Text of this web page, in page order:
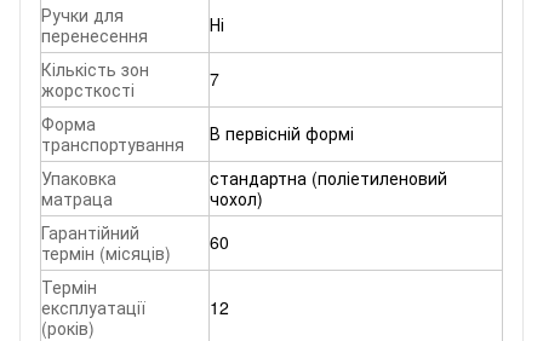
Ручки для
перенесення
Ні
Кількість зон
жорсткості
7
Форма
транспортування
В первісній формі
Упаковка
матраца
стандартна (поліетиленовий
чохол)
Гарантійний
термін (місяців)
60
Термін
експлуатації
(років)
12